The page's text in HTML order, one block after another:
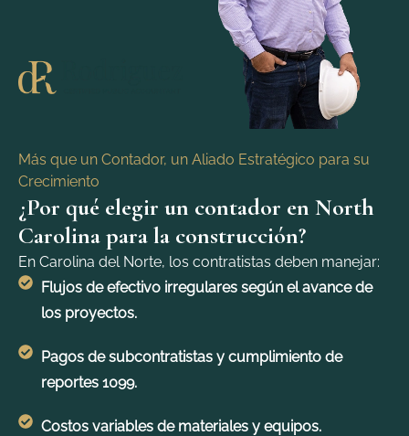
Más que un Contador, un Aliado Estratégico para su
Crecimiento
¿Por qué elegir un contador en North
Carolina para la construcción?
En Carolina del Norte, los contratistas deben manejar:
Flujos de efectivo irregulares según el avance de
los proyectos.
Pagos de subcontratistas y cumplimiento de
reportes 1099.
Costos variables de materiales y equipos.